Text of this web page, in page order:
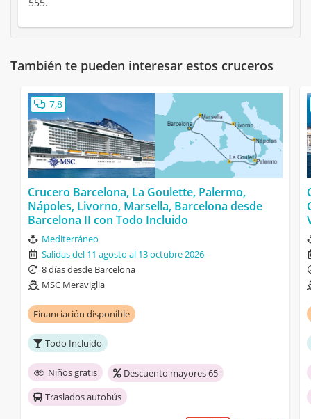
También te pueden interesar estos cruceros
7,8
Crucero Barcelona, La Goulette, Palermo,
Nápoles, Livorno, Marsella, Barcelona desde
Barcelona II con Todo Incluido
Mediterráneo
Salidas del 11 agosto al 13 octubre 2026
8 días desde Barcelona
MSC Meraviglia
Financiación disponible
Todo Incluido
Niños gratis
Descuento mayores 65
Traslados autobús